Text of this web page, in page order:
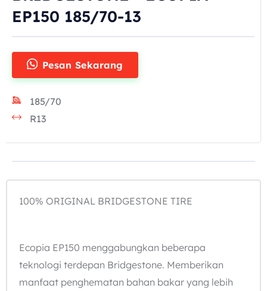
EP150 185/70-13
Pesan Sekarang
185/70
R13
100% ORIGINAL BRIDGESTONE TIRE
Ecopia EP150 menggabungkan beberapa
teknologi terdepan Bridgestone. Memberikan
manfaat penghematan bahan bakar yang lebih